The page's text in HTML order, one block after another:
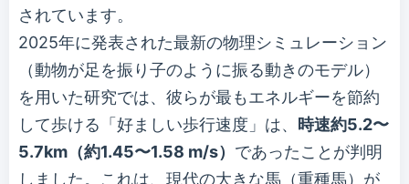
されています。
2025年に発表された最新の物理シミュレーション
（動物が足を振り子のように振る動きのモデル）
を用いた研究では、彼らが最もエネルギーを節約
して歩ける「好ましい歩行速度」は、 時速約5.2〜
5.7km（約1.45〜1.58 m/s） であったことが判明
しました。これは、現代の大きな馬（重種馬）が